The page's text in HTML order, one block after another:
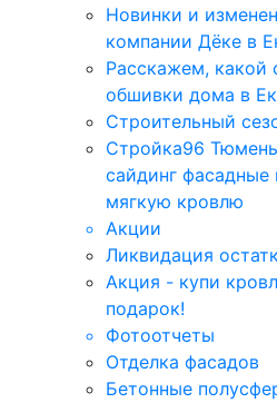
Новинки и
компании Дёке в
Расскажем, какой
обшивки дома в
Строительный
Стройка96
сайдинг фасадные
мягкую кровлю
Акции
Ликвидация
Акция - купи
подарок!
Фотоотчеты
Отделка фасадов
Бетонные